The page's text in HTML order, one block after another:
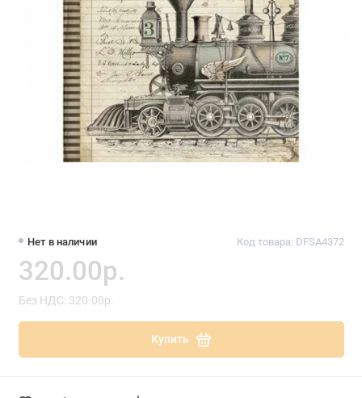
Нет в наличии Код товара: DFSA4372
320.00р.
Без НДС: 320.00р.
Купить